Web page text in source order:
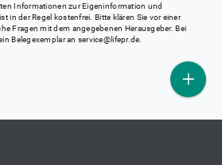
Informationen zur Eigeninformation und
in der Regel kostenfrei. Bitte klären Sie vor einer
Fragen mit dem angegebenen Herausgeber. Bei
Belegexemplar an service@lifepr.de